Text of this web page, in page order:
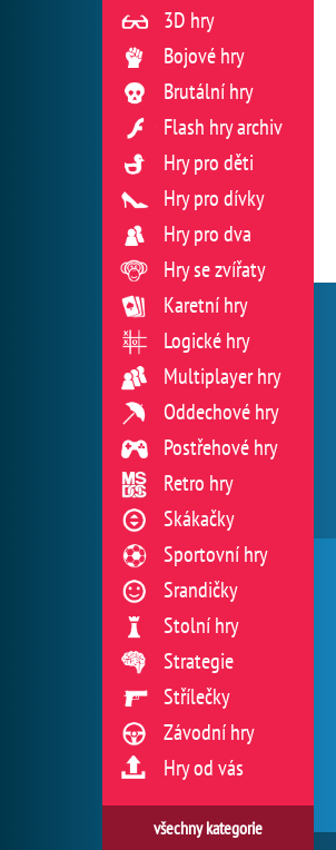
3D hry
Bojové hry
Brutální hry
Flash hry archiv
Hry pro děti
Hry pro dívky
Hry pro dva
Hry se zvířaty
Karetní hry
Logické hry
Multiplayer hry
Oddechové hry
Postřehové hry
Retro hry
Skákačky
Sportovní hry
Srandičky
Stolní hry
Strategie
Střílečky
Závodní hry
Hry od vás
všechny kategorie